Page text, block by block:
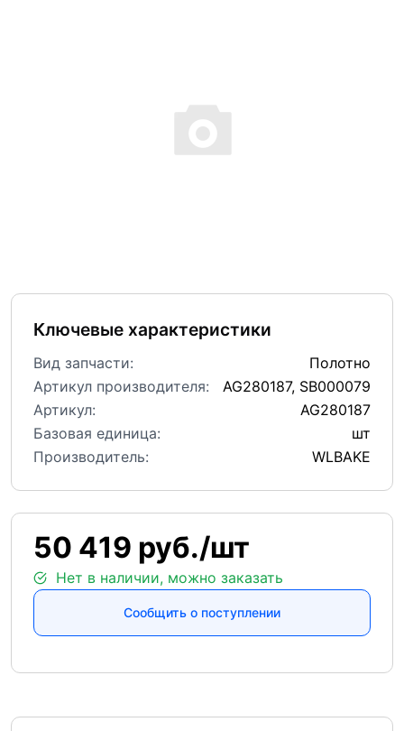
50 419 руб./шт
Нет в наличии, можно заказать
Сообщить о поступлении
Ключевые характеристики
Вид запчасти:
Полотно
Артикул производителя:
AG280187, SB000079
Артикул:
AG280187
Базовая единица:
шт
Производитель:
WLBAKE